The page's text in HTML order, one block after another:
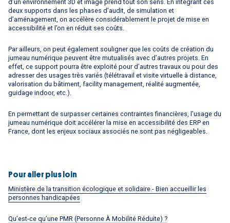
d’un environnement 3D et image prend tout son sens. En intégrant ces
deux supports dans les phases d’audit, de simulation et
d’aménagement, on accélère considérablement le projet de mise en
accessibilité et l’on en réduit ses coûts.
Par ailleurs, on peut également souligner que les coûts de création du
jumeau numérique peuvent être mutualisés avec d’autres projets. En
effet, ce support pourra être exploité pour d’autres travaux ou pour des
adresser des usages très variés (télétravail et visite virtuelle à distance,
valorisation du bâtiment, facility management, réalité augmentée,
guidage indoor, etc.).
En permettant de surpasser certaines contraintes financières, l’usage du
jumeau numérique doit accélérer la mise en accessibilité des ERP en
France, dont les enjeux sociaux associés ne sont pas négligeables.
Pour aller plus loin
Ministère de la transition écologique et solidaire - Bien accueillir les
personnes handicapées
Qu’est-ce qu’une PMR (Personne À Mobilité Réduite) ?